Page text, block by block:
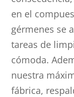
en el
gérmenes se
tareas de
cómoda.
nuestra
fábrica,